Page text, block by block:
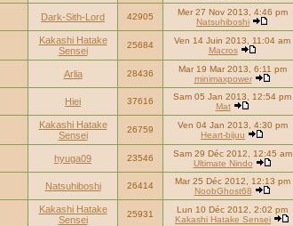
Dark-Sith-Lord 42905
Mer 27 Nov 2013, 4:46 pm
Natsuhiboshi
Kakashi Hatake
Sensei
25684
Ven 14 Juin 2013, 11:04 am
Macros
Arlia 28436
Mar 19 Mar 2013, 6:11 pm
minimaxpower
Hiei 37616
Sam 05 Jan 2013, 12:54 pm
Mat
Kakashi Hatake
Sensei
26759
Ven 04 Jan 2013, 4:30 pm
Heart-bijuu
hyuga09 23546
Sam 29 Déc 2012, 12:45 am
Ultimate Nindo
Natsuhiboshi 26414
Mar 25 Déc 2012, 12:13 pm
NoobGhost68
Kakashi Hatake
Sensei
25931
Lun 10 Déc 2012, 2:02 pm
Kakashi Hatake Sensei